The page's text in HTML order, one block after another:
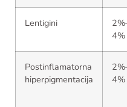
Lentigini
4%
Postinflamatorna
hiperpigmentacija
4%